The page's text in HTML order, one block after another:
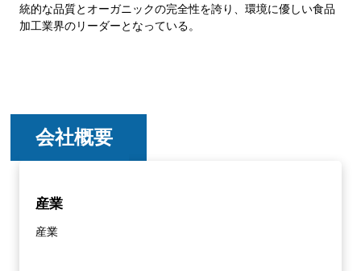
統的な品質とオーガニックの完全性を誇り、環境に優しい食品
加工業界のリーダーとなっている。
会社概要
産業
産業